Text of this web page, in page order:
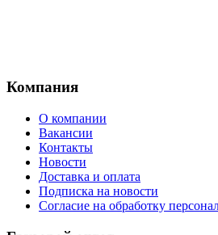
Компания
О компании
Вакансии
Контакты
Новости
Доставка и оплата
Подписка на новости
Согласие на обработку